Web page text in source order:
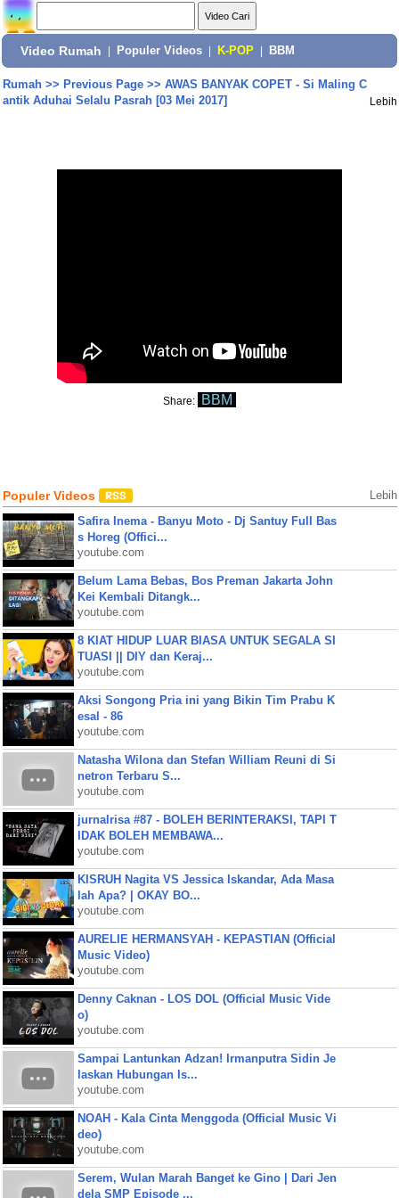
Video Rumah Populer Videos K-POP BBM
Rumah>> Previous Page>> AWAS BANYAK COPET - Si Maling C
antik Aduhai Selalu Pasrah [03 Mei 2017]
Lebih
Share: BBM
Populer Videos Lebih
Safira Inema - Banyu Moto - Dj Santuy Full Bas
s Horeg (Offici...
youtube.com
Belum Lama Bebas, Bos Preman Jakarta John
Kei Kembali Ditangk...
youtube.com
8 KIAT HIDUP LUAR BIASA UNTUK SEGALA SI
TUASI || DIY dan Keraj...
youtube.com
Aksi Songong Pria ini yang Bikin Tim Prabu K
esal - 86
youtube.com
Natasha Wilona dan Stefan William Reuni di Si
netron Terbaru S...
youtube.com
jurnalrisa #87 - BOLEH BERINTERAKSI, TAPI T
IDAK BOLEH MEMBAWA...
youtube.com
KISRUH Nagita VS Jessica Iskandar, Ada Masa
lah Apa? | OKAY BO...
youtube.com
AURELIE HERMANSYAH - KEPASTIAN (Official
Music Video)
youtube.com
Denny Caknan - LOS DOL (Official Music Vide
o)
youtube.com
Sampai Lantunkan Adzan! Irmanputra Sidin Je
laskan Hubungan Is...
youtube.com
NOAH - Kala Cinta Menggoda (Official Music Vi
deo)
youtube.com
Serem, Wulan Marah Banget ke Gino | Dari Jen
dela SMP Episode ...